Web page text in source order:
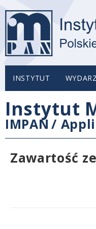
INSTYTUT
Instytut
IMPAN /
Zawartość